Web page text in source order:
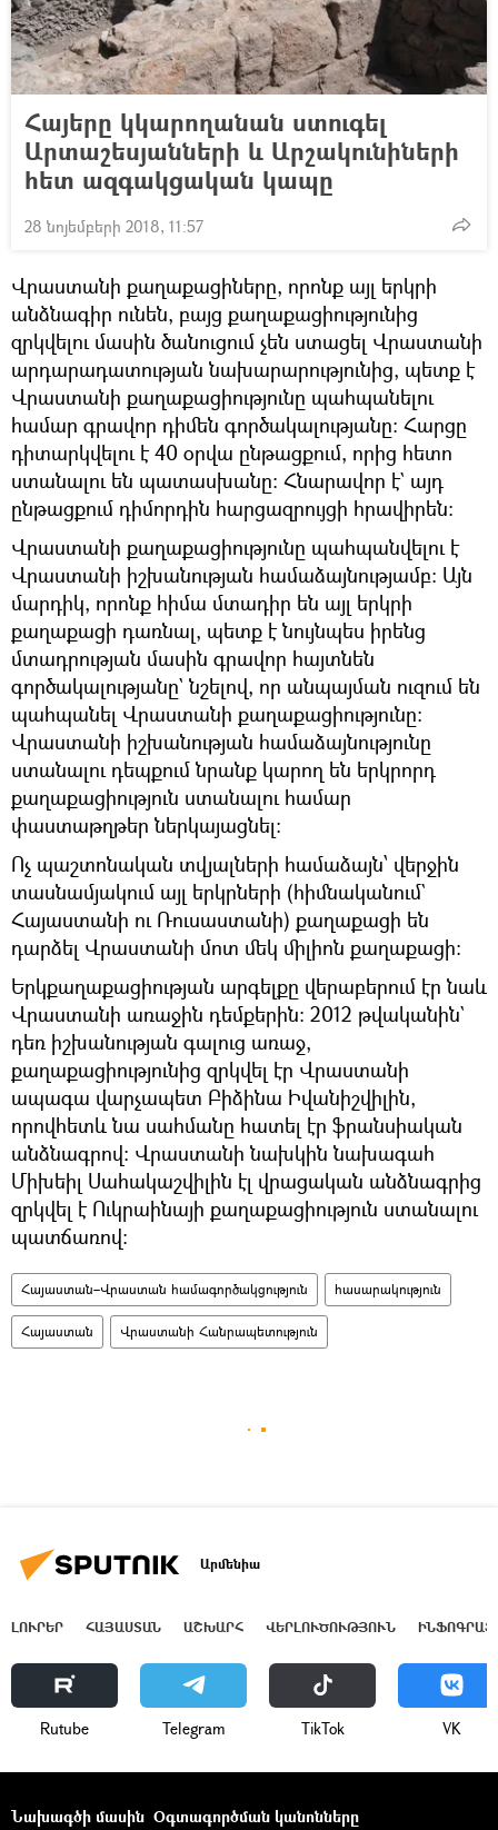
Հայերը կկարողանան ստուգել
Արտաշեսյանների և Արշակունիների
հետ ազգակցական կապը
28 նոյեմբերի 2018, 11:57
Վրաստանի քաղաքացիները, որոնք այլ երկրի
անձնագիր ունեն, բայց քաղաքացիությունից
զրկվելու մասին ծանուցում չեն ստացել Վրաստանի
արդարադատության նախարարությունից, պետք է
Վրաստանի քաղաքացիությունը պահպանելու
համար գրավոր դիմեն գործակալությանը։ Հարցը
դիտարկվելու է 40 օրվա ընթացքում, որից հետո
ստանալու են պատասխանը։ Հնարավոր է` այդ
ընթացքում դիմորդին հարցազրույցի հրավիրեն։
Վրաստանի քաղաքացիությունը պահպանվելու է
Վրաստանի իշխանության համաձայնությամբ։ Այն
մարդիկ, որոնք հիմա մտադիր են այլ երկրի
քաղաքացի դառնալ, պետք է նույնպես իրենց
մտադրության մասին գրավոր հայտնեն
գործակալությանը` նշելով, որ անպայման ուզում են
պահպանել Վրաստանի քաղաքացիությունը։
Վրաստանի իշխանության համաձայնությունը
ստանալու դեպքում նրանք կարող են երկրորդ
քաղաքացիություն ստանալու համար
փաստաթղթեր ներկայացնել։
Ոչ պաշտոնական տվյալների համաձայն՝ վերջին
տասնամյակում այլ երկրների (հիմնականում`
Հայաստանի ու Ռուսաստանի) քաղաքացի են
դարձել Վրաստանի մոտ մեկ միլիոն քաղաքացի։
Երկքաղաքացիության արգելքը վերաբերում էր նաև
Վրաստանի առաջին դեմքերին։ 2012 թվականին`
դեռ իշխանության գալուց առաջ,
քաղաքացիությունից զրկվել էր Վրաստանի
ապագա վարչապետ Բիձինա Իվանիշվիլին,
որովհետև նա սահմանը հատել էր ֆրանսիական
անձնագրով։ Վրաստանի նախկին նախագահ
Միխեիլ Սահակաշվիլին էլ վրացական անձնագրից
զրկվել է Ուկրաինայի քաղաքացիություն ստանալու
պատճառով։
Հայաստան–Վրաստան համագործակցություն հասարակություն
Հայաստան Վրաստանի Հանրապետություն
Արմենիա
ԼՈՒՐԵՐ ՀԱՅԱՍՏԱՆ ԱՇԽԱՐՀ ՎԵՐԼՈՒԾՈՒԹՅՈՒՆ
Rutube Telegram ТikТоk VK
Նախագծի մասին Օգտագործման կանոնները